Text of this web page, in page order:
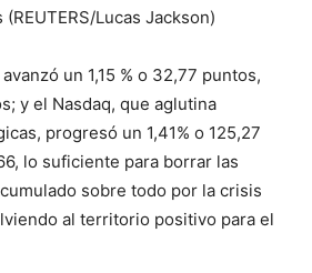
Lucas Jackson)
un 1,15 % o 32,77 puntos,
y el Nasdaq, que aglutina
progresó un 1,41% o 125,27
lo suficiente para borrar las
sobre todo por la crisis
al territorio positivo para el